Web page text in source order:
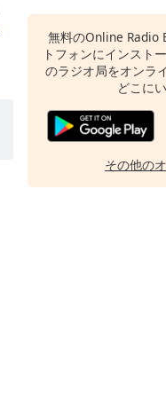
無料のOnline Radio
トフォンにインスト
のラジオ局をオンラ
どこに
その他の